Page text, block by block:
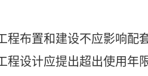
程布置和建设不应影响配
程设计应提出超出使用年